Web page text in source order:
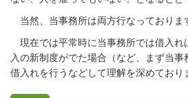
当然、当事務所は両方行なっておりま
現在では平常時に当事務所では借入れ
入の新制度がでた場合（など、まず当
借入れを行うなどして理解を深めてお